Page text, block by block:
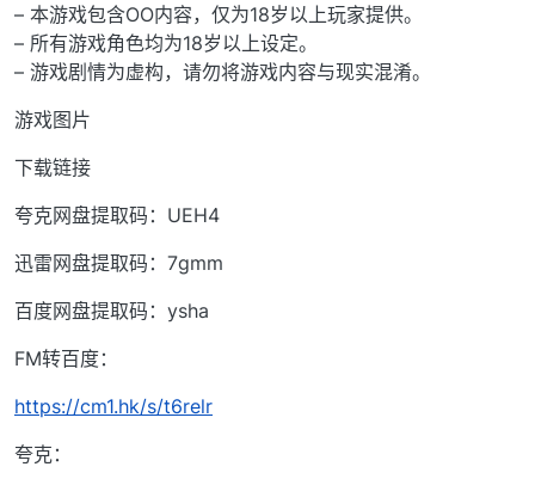
– 本游戏包含OO内容，仅为18岁以上玩家提供。
– 所有游戏角色均为18岁以上设定。
– 游戏剧情为虚构，请勿将游戏内容与现实混淆。
游戏图片
下载链接
夸克网盘提取码：UEH4
迅雷网盘提取码：7gmm
百度网盘提取码：ysha
FM转百度：
https://cm1.hk/s/t6relr
夸克：